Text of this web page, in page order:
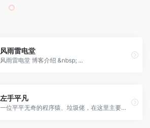
风雨雷电堂
风雨雷电堂 博客介绍 &nbsp; ...
左手平凡
一位平平无奇的程序猿、垃圾佬，在这里主要是分享一些和技术相关的笔记